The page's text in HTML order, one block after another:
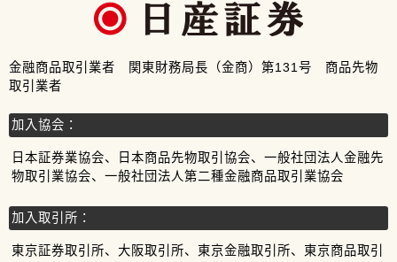
金融商品取引業者 関東財務局長（金商）第131号 商品先物
取引業者
加入協会：
日本証券業協会、日本商品先物取引協会、一般社団法人金融先
物取引業協会、一般社団法人第二種金融商品取引業協会
加入取引所：
東京証券取引所、大阪取引所、東京金融取引所、東京商品取引